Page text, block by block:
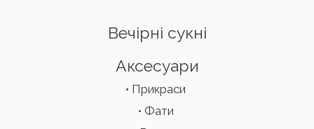
Вечірні сукні
Аксесуари
Прикраси
Фати